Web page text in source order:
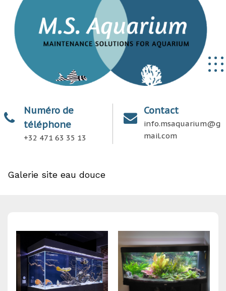
Numéro de
téléphone
+32 471 63 35 13
Contact
info.msaquarium@g
mail.com
Galerie site eau douce